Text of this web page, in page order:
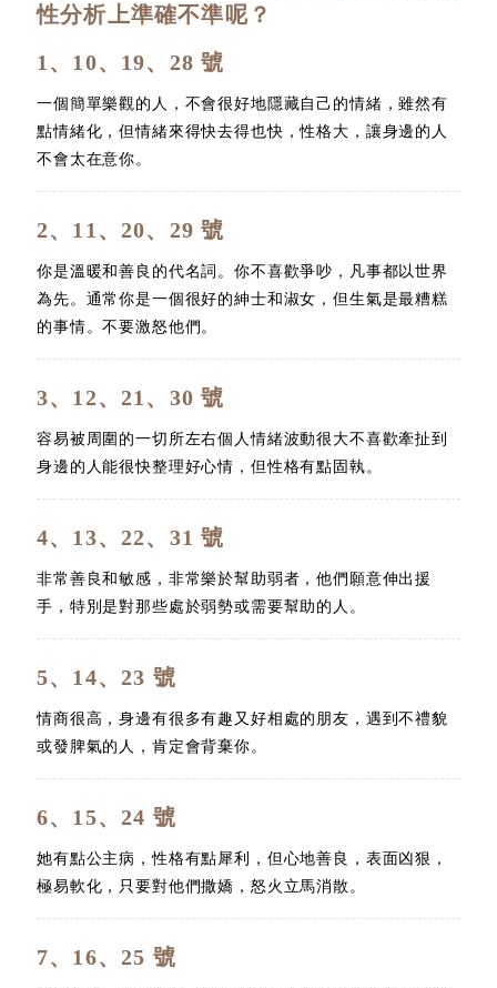
性分析上準確不準呢？
1、10、19、28 號
一個簡單樂觀的人，不會很好地隱藏自己的情緒，雖然有
點情緒化，但情緒來得快去得也快，性格大，讓身邊的人
不會太在意你。
2、11、20、29 號
你是溫暖和善良的代名詞。你不喜歡爭吵，凡事都以世界
為先。通常你是一個很好的紳士和淑女，但生氣是最糟糕
的事情。不要激怒他們。
3、12、21、30 號
容易被周圍的一切所左右個人情緒波動很大不喜歡牽扯到
身邊的人能很快整理好心情，但性格有點固執。
4、13、22、31 號
非常善良和敏感，非常樂於幫助弱者，他們願意伸出援
手，特別是對那些處於弱勢或需要幫助的人。
5、14、23 號
情商很高，身邊有很多有趣又好相處的朋友，遇到不禮貌
或發脾氣的人，肯定會背棄你。
6、15、24 號
她有點公主病，性格有點犀利，但心地善良，表面凶狠，
極易軟化，只要對他們撒嬌，怒火立馬消散。
7、16、25 號